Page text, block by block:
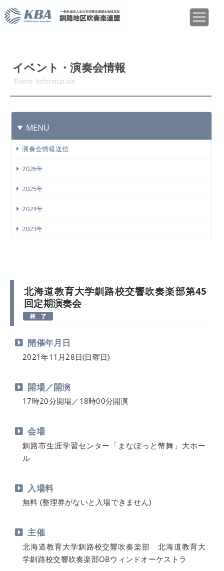
イベント・演奏会情報
Event Information
MENU
演奏会情報送信
2026年
2025年
2024年
2023年
北海道教育大学釧路校交響吹奏楽部第45
回定期演奏会
開催年月日
2021年11月28日(日曜日)
開場／開演
17時20分開場／18時00分開演
会場
釧路市生涯学習センター「まなぼっと幣舞」大ホー
ル
入場料
無料 (整理券がないと入場できません)
主催
北海道教育大学釧路校交響吹奏楽部 北海道教育大
学釧路校交響吹奏楽部OBウィンドオーケストラ